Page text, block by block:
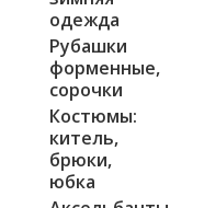
одежда
Рубашки
форменные,
сорочки
Костюмы:
китель,
брюки,
юбка